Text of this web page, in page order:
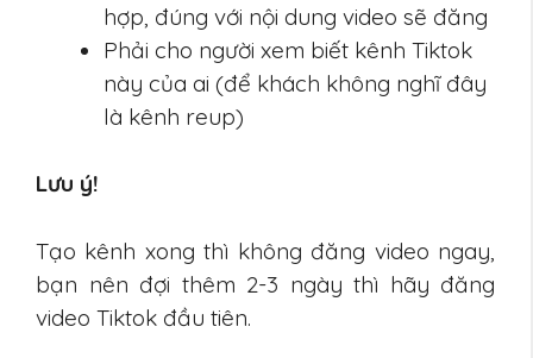
hợp, đúng với nội dung video sẽ đăng
Phải cho người xem biết kênh Tiktok
này của ai (để khách không nghĩ đây
là kênh reup)
Lưu ý!
Tạo kênh xong thì không đăng video ngay,
bạn nên đợi thêm 2-3 ngày thì hãy đăng
video Tiktok đầu tiên.